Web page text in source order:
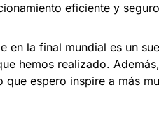
eficiente y
en la final mundial es un
hemos realizado.
espero inspire a más